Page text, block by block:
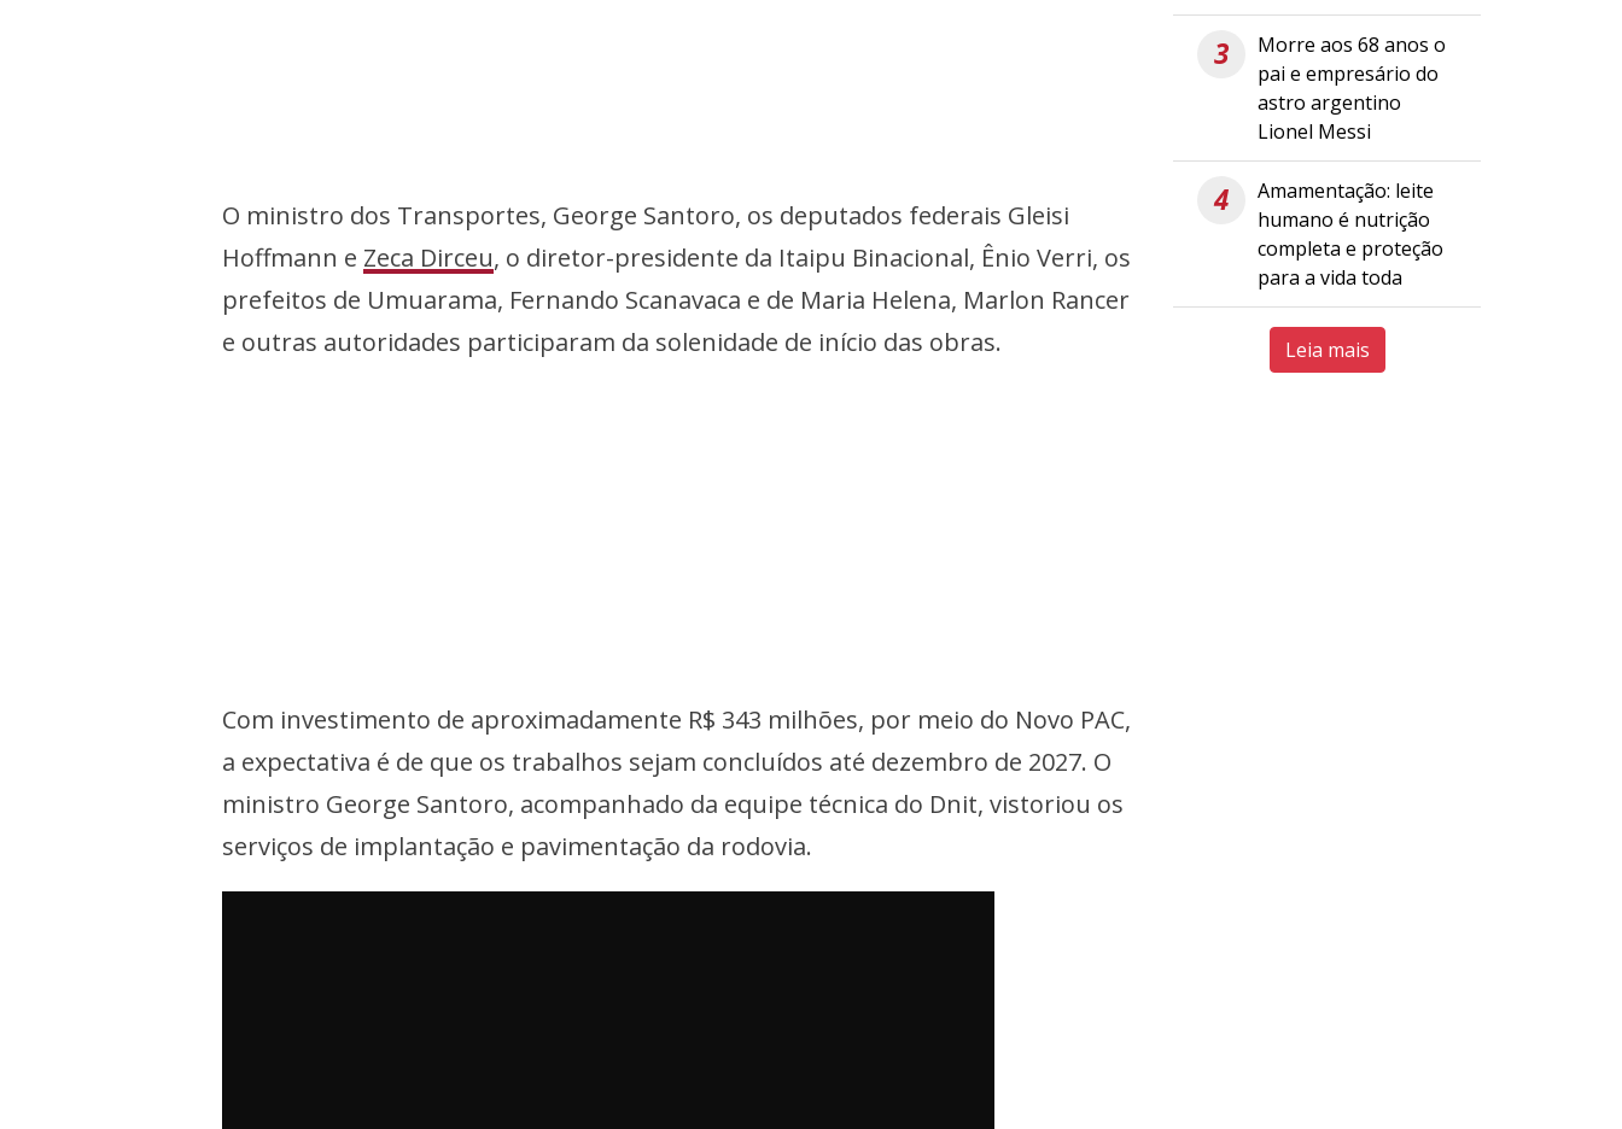
O ministro dos Transportes, George Santoro, os deputados federais Gleisi
Hoffmann e Zeca Dirceu, o diretor-presidente da Itaipu Binacional, Ênio Verri, os
prefeitos de Umuarama, Fernando Scanavaca e de Maria Helena, Marlon Rancer
e outras autoridades participaram da solenidade de início das obras.
Com investimento de aproximadamente R$ 343 milhões, por meio do Novo PAC,
a expectativa é de que os trabalhos sejam concluídos até dezembro de 2027. O
ministro George Santoro, acompanhado da equipe técnica do Dnit, vistoriou os
serviços de implantação e pavimentação da rodovia.
3
Morre aos 68 anos o
pai e empresário do
astro argentino
Lionel Messi
4
Amamentação: leite
humano é nutrição
completa e proteção
para a vida toda
Leia mais